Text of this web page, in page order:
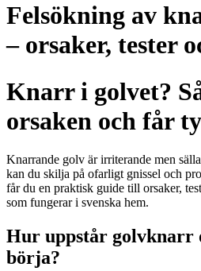
Felsökning av
– orsaker, tester
Knarr i golvet?
orsaken och får
Knarrande golv är irriterande men
kan du skilja på ofarligt gnissel och
får du en praktisk guide till orsaker,
som fungerar i svenska hem.
Hur uppstår golvknarr
börja?